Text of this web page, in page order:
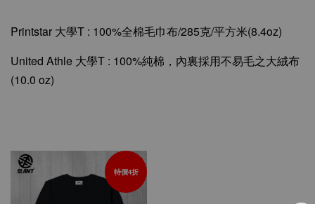
Printstar 大學T : 100%全棉毛巾布/285克/平方米(8.4oz)
United Athle 大學T : 100%純棉，內裏採用不易毛之大絨布
(10.0 oz)
特價4折